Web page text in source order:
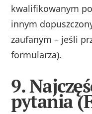
kwalifikowanym
innym
zaufanym – jeśli
formularza).
9.
pytania